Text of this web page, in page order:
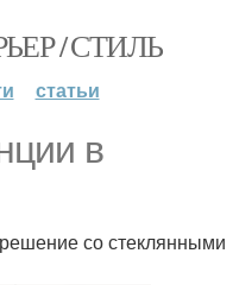
/ СТИЛЬ
статьи
в
со стеклянными